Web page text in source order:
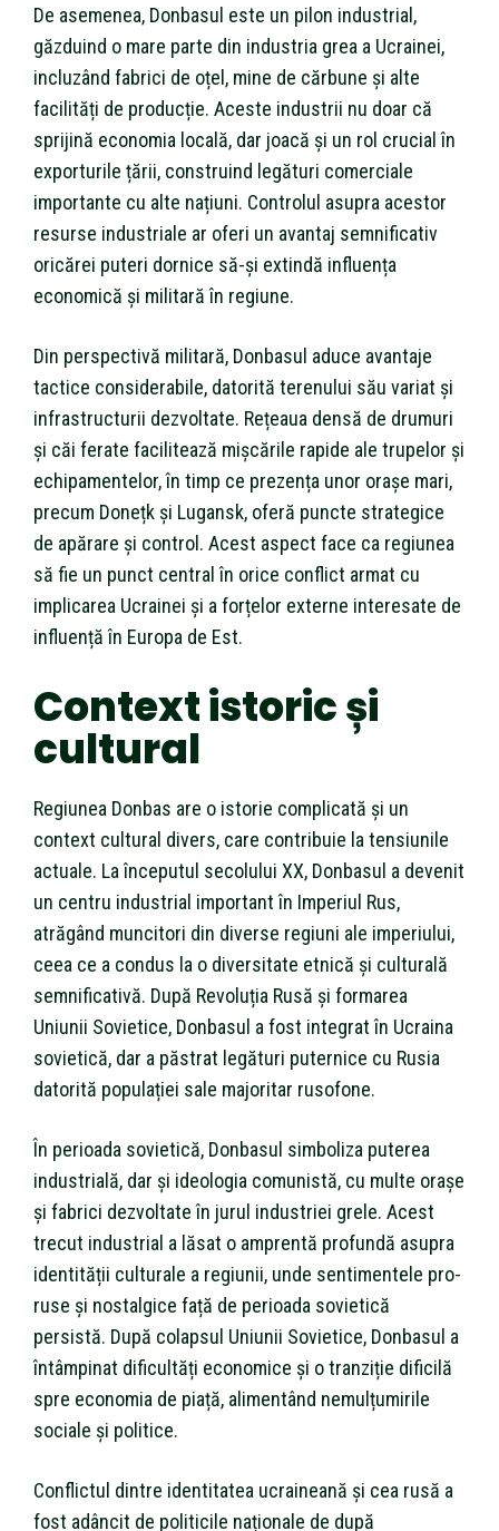
De asemenea, Donbasul este un pilon industrial,
găzduind o mare parte din industria grea a Ucrainei,
incluzând fabrici de oțel, mine de cărbune și alte
facilități de producție. Aceste industrii nu doar că
sprijină economia locală, dar joacă și un rol crucial în
exporturile țării, construind legături comerciale
importante cu alte națiuni. Controlul asupra acestor
resurse industriale ar oferi un avantaj semnificativ
oricărei puteri dornice să-și extindă influența
economică și militară în regiune.
Din perspectivă militară, Donbasul aduce avantaje
tactice considerabile, datorită terenului său variat și
infrastructurii dezvoltate. Rețeaua densă de drumuri
și căi ferate facilitează mișcările rapide ale trupelor și
echipamentelor, în timp ce prezența unor orașe mari,
precum Donețk și Lugansk, oferă puncte strategice
de apărare și control. Acest aspect face ca regiunea
să fie un punct central în orice conflict armat cu
implicarea Ucrainei și a forțelor externe interesate de
influență în Europa de Est.
Context istoric și
cultural
Regiunea Donbas are o istorie complicată și un
context cultural divers, care contribuie la tensiunile
actuale. La începutul secolului XX, Donbasul a devenit
un centru industrial important în Imperiul Rus,
atrăgând muncitori din diverse regiuni ale imperiului,
ceea ce a condus la o diversitate etnică și culturală
semnificativă. După Revoluția Rusă și formarea
Uniunii Sovietice, Donbasul a fost integrat în Ucraina
sovietică, dar a păstrat legături puternice cu Rusia
datorită populației sale majoritar rusofone.
În perioada sovietică, Donbasul simboliza puterea
industrială, dar și ideologia comunistă, cu multe orașe
și fabrici dezvoltate în jurul industriei grele. Acest
trecut industrial a lăsat o amprentă profundă asupra
identității culturale a regiunii, unde sentimentele pro-
ruse și nostalgice față de perioada sovietică
persistă. După colapsul Uniunii Sovietice, Donbasul a
întâmpinat dificultăți economice și o tranziție dificilă
spre economia de piață, alimentând nemulțumirile
sociale și politice.
Conflictul dintre identitatea ucraineană și cea rusă a
fost adâncit de politicile naționale de după